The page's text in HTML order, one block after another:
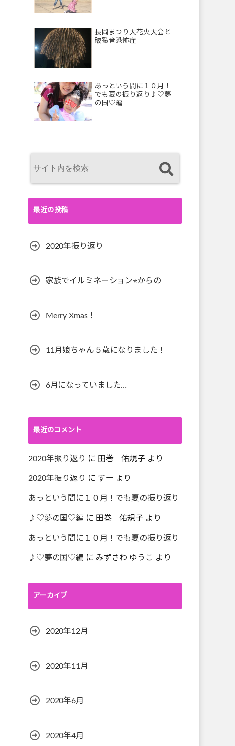
長岡まつり大花火大会と
破裂音恐怖症
あっという間に１０月！
でも夏の振り返り♪♡夢
の国♡編
最近の投稿
2020年振り返り
家族でイルミネーション⭐︎からの
Merry Xmas！
11月娘ちゃん５歳になりました！
6月になっていました…
最近のコメント
2020年振り返り に 田巻 佑規子 より
2020年振り返り に ずー より
あっという間に１０月！でも夏の振り返り
♪♡夢の国♡編 に 田巻 佑規子 より
あっという間に１０月！でも夏の振り返り
♪♡夢の国♡編 に みずさわ ゆうこ より
アーカイブ
2020年12月
2020年11月
2020年6月
2020年4月